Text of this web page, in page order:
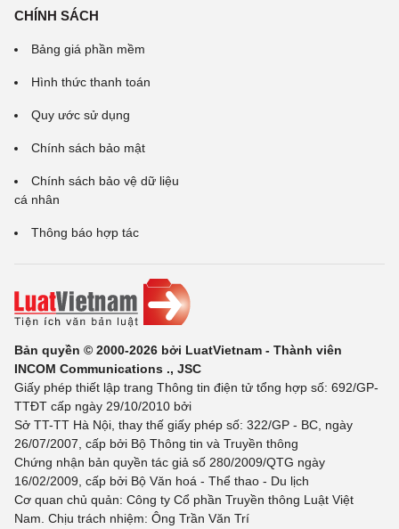
CHÍNH SÁCH
Bảng giá phần mềm
Hình thức thanh toán
Quy ước sử dụng
Chính sách bảo mật
Chính sách bảo vệ dữ liệu
cá nhân
Thông báo hợp tác
Bản quyền © 2000-2026 bởi LuatVietnam - Thành viên
INCOM Communications ., JSC
Giấy phép thiết lập trang Thông tin điện tử tổng hợp số: 692/GP-
TTĐT cấp ngày 29/10/2010 bởi
Sở TT-TT Hà Nội, thay thế giấy phép số: 322/GP - BC, ngày
26/07/2007, cấp bởi Bộ Thông tin và Truyền thông
Chứng nhận bản quyền tác giả số 280/2009/QTG ngày
16/02/2009, cấp bởi Bộ Văn hoá - Thể thao - Du lịch
Cơ quan chủ quản: Công ty Cổ phần Truyền thông Luật Việt
Nam. Chịu trách nhiệm: Ông Trần Văn Trí